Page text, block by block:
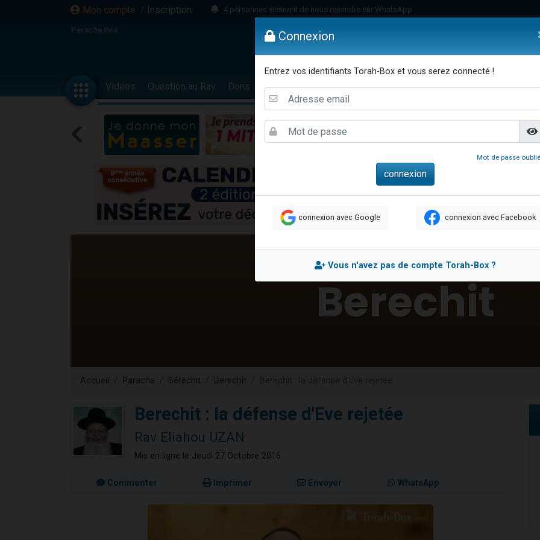
Mon compte / Inscription
4 personnes viennent de nous rejoindre sur WhatsApp
3 personnes viennent de nous rejoindre sur WhatsApp
13 personnes viennent de demander une bénédiction
2 personnes viennent de nous rejoindre sur WhatsApp
30 personnes viennent de faire un don pour Sauvez la jambe de Yohan
12 nouvelles musiques dans Torah-Box Music
3 personnes viennent de nous rejoindre sur WhatsApp
2 personnes viennent de nous rejoindre sur WhatsApp
3 personnes viennent de nous rejoindre sur WhatsApp
8 personnes viennent de faire un don pour Tsédaka : pauvres d'Israel
Nouvelle émission radio : Visions de grandeur n°104 : Le Chabbath et le Birkat Hamazone
61 personnes viennent de demander une bénédiction
Ariel vient de donner son Maasser
Paracha Réé
Vidéos Question au Rav Dons Femmes Enfants Etude sur Texte Musique Paracha
Accueil Paracha Béréchit Berechit
Berechit : la défense d'Eve rejetée
Rav Eliahou UZAN
Mis en ligne le Jeudi 27 Octobre 2016
Commenter Imprimer Envoyer WhatsApp
Connexion
Entrez vos identifiants Torah-Box et vous serez connecté !
Mot de passe
connexion avec Google connexion avec Facebook
Vous n'avez pas de compte Torah-Box ?